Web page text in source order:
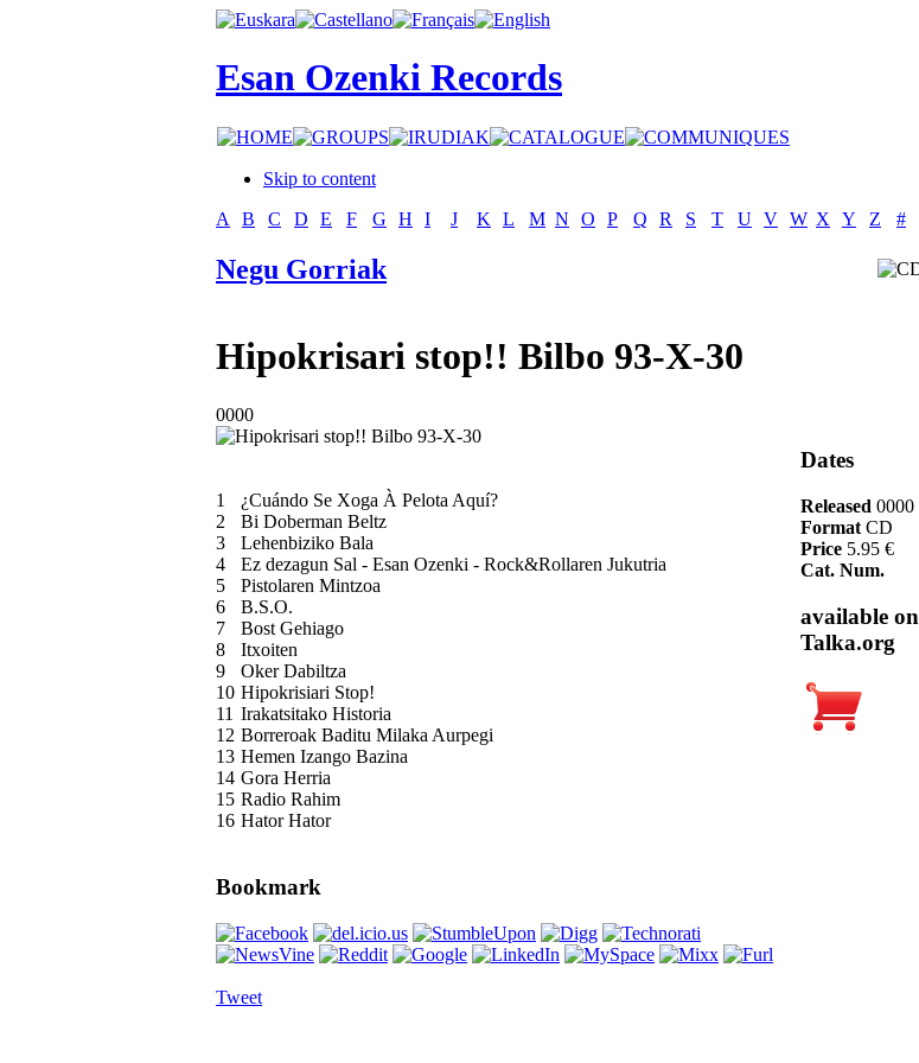
Esan Ozenki Records
Skip to content
A
B C D E F G H I J K L M N O P Q R S T U V W X Y Z #
Negu Gorriak
Hipokrisari stop!! Bilbo 93-X-30
0000
1
¿Cuándo Se Xoga À Pelota Aquí?
2
Bi Doberman Beltz
3
Lehenbiziko Bala
4
Ez dezagun Sal - Esan Ozenki - Rock&Rollaren Jukutria
5
Pistolaren Mintzoa
6
B.S.O.
7
Bost Gehiago
8
Itxoiten
9
Oker Dabiltza
10 Hipokrisiari Stop!
11 Irakatsitako Historia
12 Borreroak Baditu Milaka Aurpegi
13 Hemen Izango Bazina
14 Gora Herria
15 Radio Rahim
16 Hator Hator
Bookmark
Tweet
Dates
Released 0000
Format CD
Price 5.95 €
Cat. Num.
available on
Talka.org